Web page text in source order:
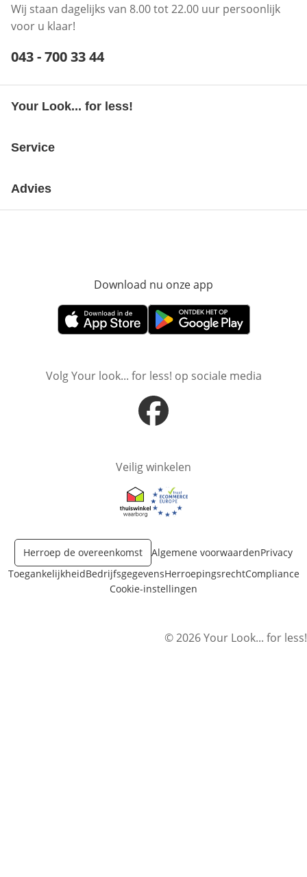
Wij staan dagelijks van 8.00 tot 22.00 uur persoonlijk
voor u klaar!
Telefoonnummer:
043 - 700 33 44
Your Look... for less!
Service
Advies
Download nu onze app
Opent in nieuw vensterOpent in nieuw venster
Volg Your look... for less! op sociale media
Opent in nieuw venster
Veilig winkelen
Opent in nieuw venster
Opent in nieuw venster
Herroep de overeenkomst Algemene voorwaardenPrivacy
ToegankelijkheidBedrijfsgegevensHerroepingsrechtCompliance
Cookie-instellingen
© 2026 Your Look... for less!